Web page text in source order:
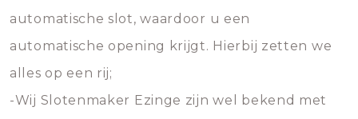
automatische slot, waardoor u een
automatische opening krijgt. Hierbij zetten we
alles op een rij;
-Wij Slotenmaker Ezinge zijn wel bekend met